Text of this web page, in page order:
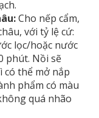
Cho nếp cẩm,
với tỷ lệ cứ:
lọc/hoặc nước
phút. Nồi sẽ
thể mở nắp
phẩm có màu
quá nhão